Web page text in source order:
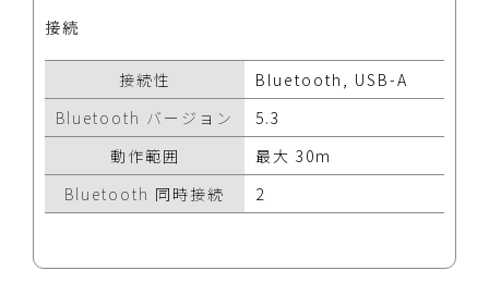
接続
接続性
Bluetooth, USB-A
Bluetooth バージョン
5.3
動作範囲
最大 30m
Bluetooth 同時接続
2